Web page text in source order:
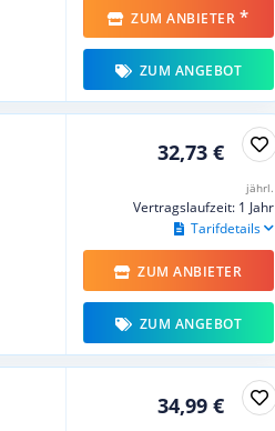
ZUM ANBIETER *
ZUM ANGEBOT
32,73 €
jährl.
Vertragslaufzeit: 1 Jahr
Tarifdetails
ZUM ANBIETER
ZUM ANGEBOT
34,99 €